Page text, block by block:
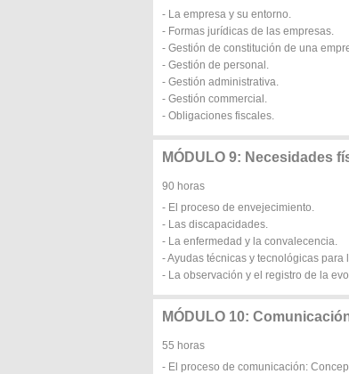
- La empresa y su entorno.
- Formas jurídicas de las empresas.
- Gestión de constitución de una
- Gestión de personal.
- Gestión administrativa.
- Gestión commercial.
- Obligaciones fiscales.
MÓDULO 9: Necesidades
90 horas
- El proceso de envejecimiento.
- Las discapacidades.
- La enfermedad y la convalecencia.
- Ayudas técnicas y tecnológicas para
- La observación y el registro de la
MÓDULO 10:
55 horas
- El proceso de comunicación: